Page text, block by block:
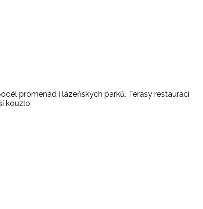
promenád i lázeňských parků. Terasy restaurací
kouzlo.